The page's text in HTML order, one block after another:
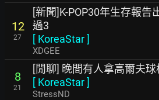
12
27
[新聞]K-POP30年生存報告
過3
[ KoreaStar]
XDGEE
8
21
[閒聊] 晚間有人拿高爾夫球
[ KoreaStar]
StressND